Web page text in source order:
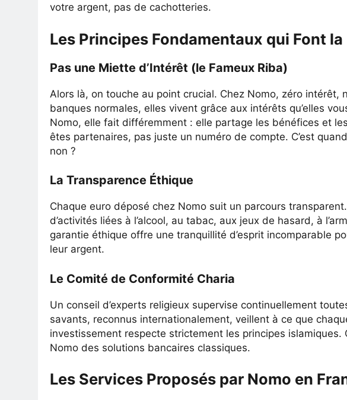
votre argent, pas de cachotteries.
Les Principes Fondamentaux qui Font
Pas une Miette d’Intérêt (le Fameux Riba)
Alors là, on touche au point crucial. Chez Nomo, zéro intérêt,
banques normales, elles vivent grâce aux intérêts qu’elles
Nomo, elle fait différemment : elle partage les bénéfices et
êtes partenaires, pas juste un numéro de compte. C’est
non ?
La Transparence Éthique
Chaque euro déposé chez Nomo suit un parcours
d’activités liées à l’alcool, au tabac, aux jeux de hasard, à
garantie éthique offre une tranquillité d’esprit incomparable
leur argent.
Le Comité de Conformité Charia
Un conseil d’experts religieux supervise continuellement
savants, reconnus internationalement, veillent à ce que
investissement respecte strictement les principes islamiques.
Nomo des solutions bancaires classiques.
Les Services Proposés par Nomo en